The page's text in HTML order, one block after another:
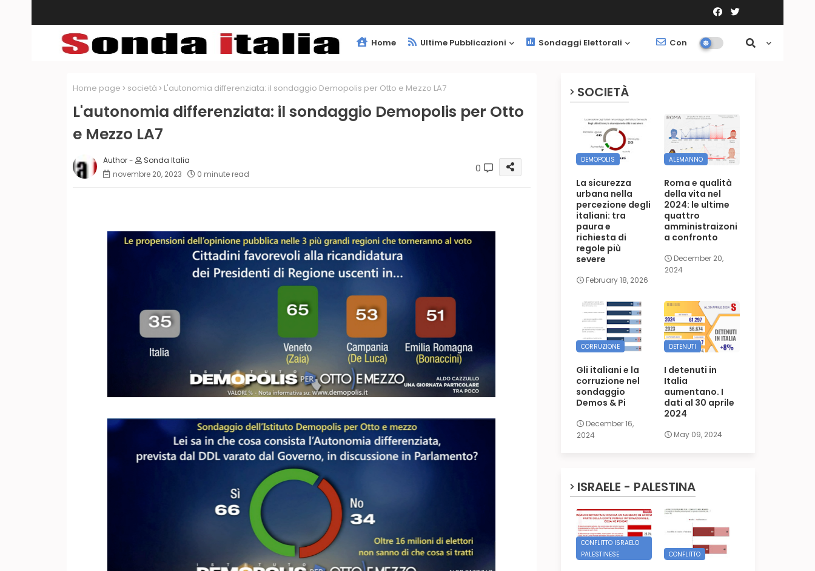
Home Ultime Pubblicazioni Sondaggi Elettorali Contatti Società
Home page società L'autonomia differenziata: il sondaggio Demopolis per Otto e Mezzo LA7
L'autonomia differenziata: il sondaggio Demopolis per Otto
e Mezzo LA7
Sonda Italia
novembre 20, 2023
0 minute read 0
SOCIETÀ
DEMOPOLIS
La sicurezza
urbana nella
percezione degli
italiani: tra
paura e
richiesta di
regole più
severe
February 18, 2026
ALEMANNO
Roma e qualità
della vita nel
2024: le ultime
quattro
amministraizoni
a confronto
December 20,
2024
CORRUZIONE
Gli italiani e la
corruzione nel
sondaggio
Demos & Pi
December 16,
2024
DETENUTI
I detenuti in
Italia
aumentano. I
dati al 30 aprile
2024
May 09, 2024
ISRAELE - PALESTINA
CONFLITTO ISRAELO
PALESTINESE
CONFLITTO